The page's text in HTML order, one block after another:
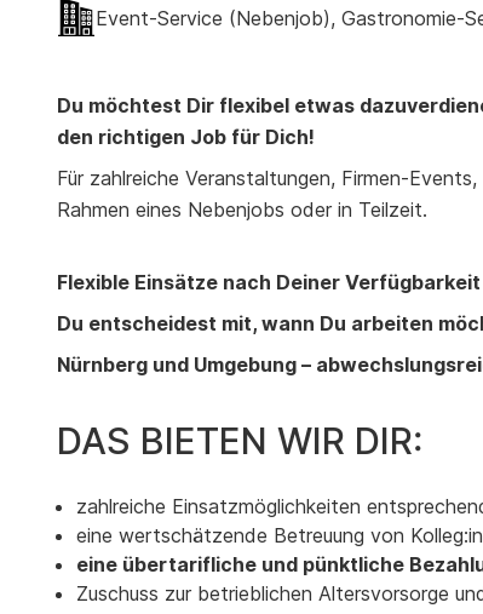
Event-Service (Nebenjob), Gastronomie-
Du möchtest Dir flexibel etwas
den richtigen Job für Dich!
Für zahlreiche Veranstaltungen, Firmen-
Rahmen eines Nebenjobs oder in Teilzeit.
Flexible Einsätze nach Deiner
Du entscheidest mit, wann Du arbeiten
Nürnberg und Umgebung –
DAS BIETEN WIR DIR:
zahlreiche Einsatzmöglichkeiten
eine wertschätzende Betreuung von
eine übertarifliche und pünktliche
Zuschuss zur betrieblichen Altersvorsorge